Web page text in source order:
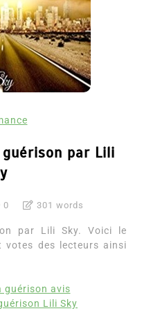
par Lili
0 301 words
par Lili Sky. Voici le
votes des lecteurs ainsi
guérison avis
Lili Sky